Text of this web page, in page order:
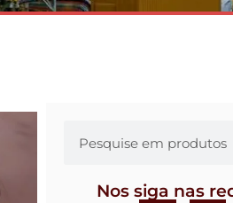
Nos siga nas